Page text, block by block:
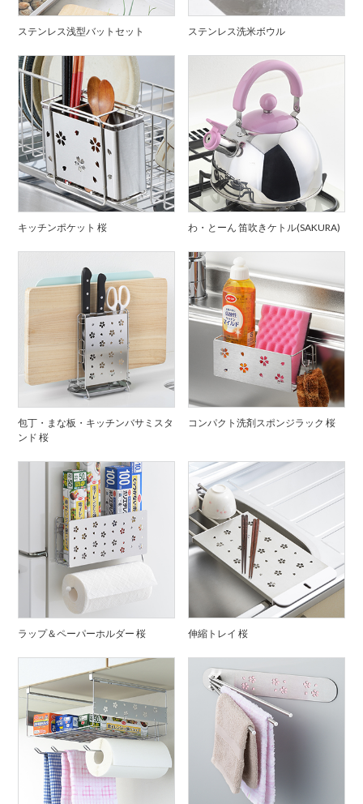
ステンレス浅型バットセット ステンレス洗米ボウル
キッチンポケット 桜 わ・とーん 笛吹きケトル(SAKURA)
包丁・まな板・キッチンバサミスタ
ンド 桜
コンパクト洗剤スポンジラック 桜
ラップ＆ペーパーホルダー 桜 伸縮トレイ 桜